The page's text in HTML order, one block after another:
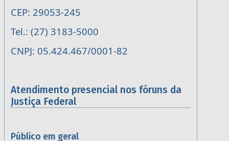
CEP: 29053-245
Tel.: (27) 3183-5000
CNPJ: 05.424.467/0001-82
Atendimento presencial nos fóruns da
Justiça Federal
Público em geral